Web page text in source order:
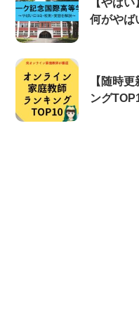
【やば
何がやば
【随時
ング